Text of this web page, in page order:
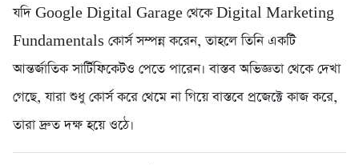
যদি Google Digital Garage থেকে Digital Marketing
Fundamentals কোর্স সম্পন্ন করেন, তাহলে তিনি একটি
আন্তর্জাতিক সার্টিফিকেটও পেতে পারেন। বাস্তব অভিজ্ঞতা থেকে দেখা
গেছে, যারা শুধু কোর্স করে থেমে না গিয়ে বাস্তবে প্রজেক্টে কাজ করে,
তারা দ্রুত দক্ষ হয়ে ওঠে।